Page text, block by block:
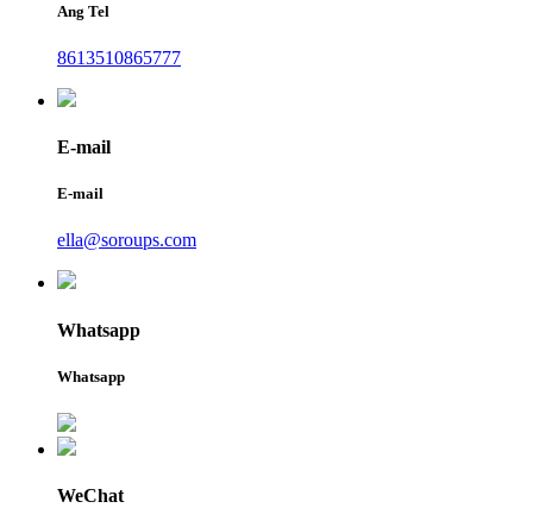
Ang Tel
8613510865777
E-mail
E-mail
ella@soroups.com
Whatsapp
Whatsapp
WeChat